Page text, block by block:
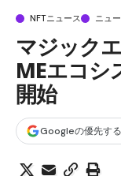
NFTニュース ニュ
マジック
MEエコシ
開始
Googleの優先す